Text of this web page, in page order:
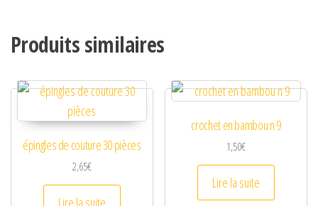
Produits similaires
épingles de couture 30 pièces
2,65€
Lire la suite
crochet en bambou n 9
1,50€
Lire la suite